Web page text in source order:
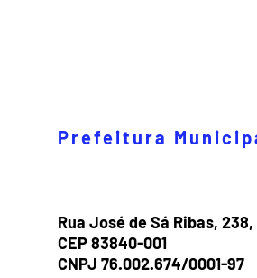
Prefeitura
Rua José de Sá Ribas,
CEP 83840-001
CNPJ 76.002.674/0001-97